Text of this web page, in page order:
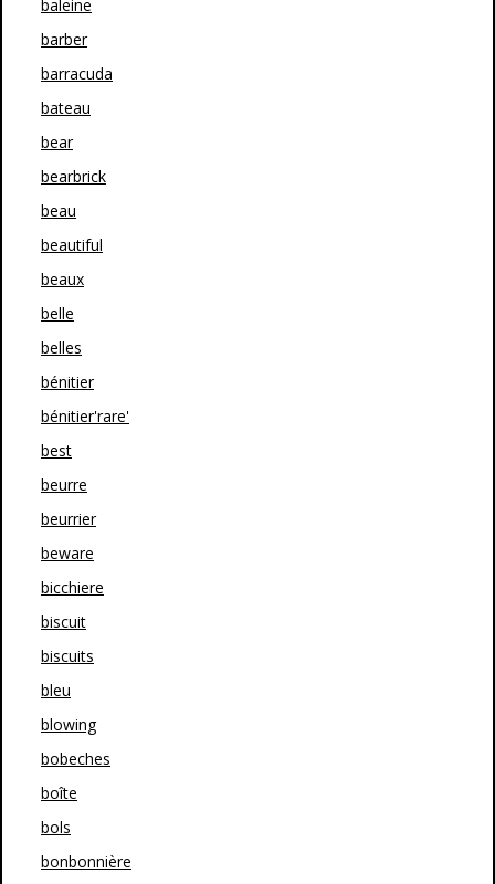
baleine
barber
barracuda
bateau
bear
bearbrick
beau
beautiful
beaux
belle
belles
bénitier
bénitier'rare'
best
beurre
beurrier
beware
bicchiere
biscuit
biscuits
bleu
blowing
bobeches
boîte
bols
bonbonnière